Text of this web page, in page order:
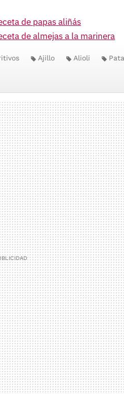
de papas aliñás
de almejas a la marinera
Ajillo Alioli